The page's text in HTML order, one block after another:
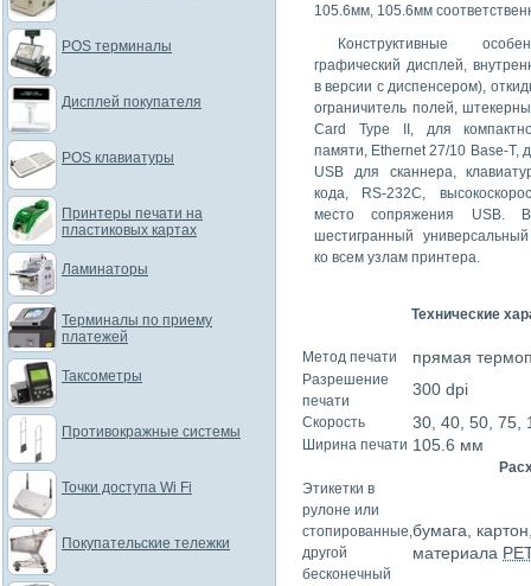
105.6мм, 105.6мм
Конструктивные
графический дисплей,
в версии с диспенсером),
ограничитель полей,
Card Type II, для
памяти, Ethernet 27/10 Base-T,
USB для сканнера,
кода, RS-232C,
место сопряжения USB.
шестигранный
ко всем узлам принтера.
Технические
Метод печати прямая
Разрешение
печати
300 dpi
Скорость 30, 40, 50, 75,
Ширина печати 105.6 мм
Этикетки в
рулоне или
стопированные,
другой
бесконечный
бумага,
материала PET
POS терминалы
Дисплей покупателя
POS клавиатуры
Принтеры печати на
пластиковых картах
Ламинаторы
Терминалы по приему
платежей
Таксометры
Противокражные системы
Точки доступа Wi Fi
Покупательские тележки